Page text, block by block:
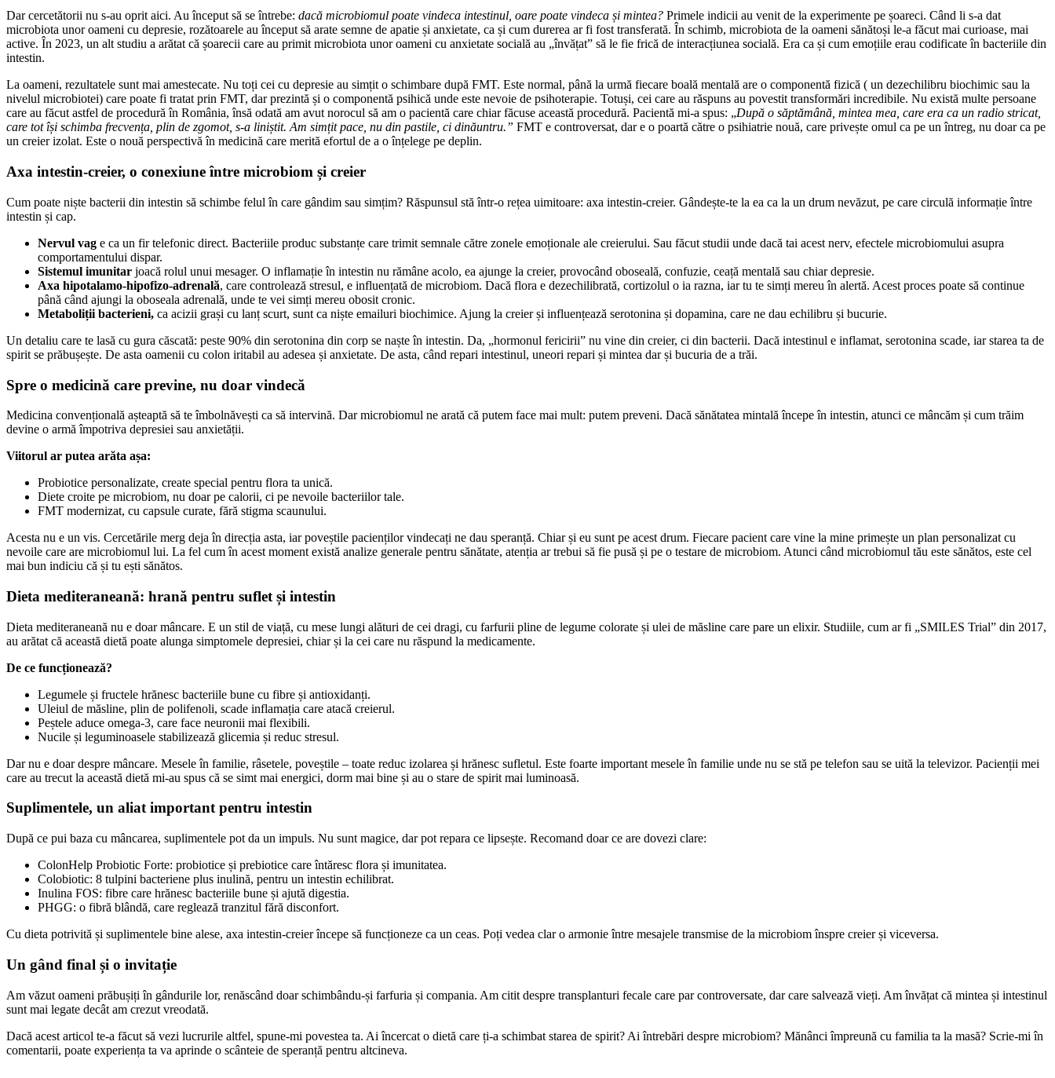
Dar cercetătorii nu s-au oprit aici. Au început să se întrebe: dacă microbiomul poate vindeca intestinul, oare poate vindeca și mintea? Primele indicii au venit de la experimente pe șoareci. Când li s-a dat
microbiota unor oameni cu depresie, rozătoarele au început să arate semne de apatie și anxietate, ca și cum durerea ar fi fost transferată. În schimb, microbiota de la oameni sănătoși le-a făcut mai curioase, mai
active. În 2023, un alt studiu a arătat că șoarecii care au primit microbiota unor oameni cu anxietate socială au „învățat” să le fie frică de interacțiunea socială. Era ca și cum emoțiile erau codificate în bacteriile din
intestin.
La oameni, rezultatele sunt mai amestecate. Nu toți cei cu depresie au simțit o schimbare după FMT. Este normal, până la urmă fiecare boală mentală are o componentă fizică ( un dezechilibru biochimic sau la
nivelul microbiotei) care poate fi tratat prin FMT, dar prezintă și o componentă psihică unde este nevoie de psihoterapie. Totuși, cei care au răspuns au povestit transformări incredibile. Nu există multe persoane
care au făcut astfel de procedură în România, însă odată am avut norocul să am o pacientă care chiar făcuse această procedură. Pacientă mi-a spus: „După o săptămână, mintea mea, care era ca un radio stricat,
care tot își schimba frecvența, plin de zgomot, s-a liniștit. Am simțit pace, nu din pastile, ci dinăuntru.” FMT e controversat, dar e o poartă către o psihiatrie nouă, care privește omul ca pe un întreg, nu doar ca pe
un creier izolat. Este o nouă perspectivă în medicină care merită efortul de a o înțelege pe deplin.
Axa intestin-creier, o conexiune între microbiom și creier
Cum poate niște bacterii din intestin să schimbe felul în care gândim sau simțim? Răspunsul stă într-o rețea uimitoare: axa intestin-creier. Gândește-te la ea ca la un drum nevăzut, pe care circulă informație între
intestin și cap.
Nervul vag e ca un fir telefonic direct. Bacteriile produc substanțe care trimit semnale către zonele emoționale ale creierului. Sau făcut studii unde dacă tai acest nerv, efectele microbiomului asupra
comportamentului dispar.
Sistemul imunitar joacă rolul unui mesager. O inflamație în intestin nu rămâne acolo, ea ajunge la creier, provocând oboseală, confuzie, ceață mentală sau chiar depresie.
Axa hipotalamo-hipofizo-adrenală, care controlează stresul, e influențată de microbiom. Dacă flora e dezechilibrată, cortizolul o ia razna, iar tu te simți mereu în alertă. Acest proces poate să continue
până când ajungi la oboseala adrenală, unde te vei simți mereu obosit cronic.
Metaboliții bacterieni, ca acizii grași cu lanț scurt, sunt ca niște emailuri biochimice. Ajung la creier și influențează serotonina și dopamina, care ne dau echilibru și bucurie.
Un detaliu care te lasă cu gura căscată: peste 90% din serotonina din corp se naște în intestin. Da, „hormonul fericirii” nu vine din creier, ci din bacterii. Dacă intestinul e inflamat, serotonina scade, iar starea ta de
spirit se prăbușește. De asta oamenii cu colon iritabil au adesea și anxietate. De asta, când repari intestinul, uneori repari și mintea dar și bucuria de a trăi.
Spre o medicină care previne, nu doar vindecă
Medicina convențională așteaptă să te îmbolnăvești ca să intervină. Dar microbiomul ne arată că putem face mai mult: putem preveni. Dacă sănătatea mintală începe în intestin, atunci ce mâncăm și cum trăim
devine o armă împotriva depresiei sau anxietății.
Viitorul ar putea arăta așa:
Probiotice personalizate, create special pentru flora ta unică.
Diete croite pe microbiom, nu doar pe calorii, ci pe nevoile bacteriilor tale.
FMT modernizat, cu capsule curate, fără stigma scaunului.
Acesta nu e un vis. Cercetările merg deja în direcția asta, iar poveștile pacienților vindecați ne dau speranță. Chiar și eu sunt pe acest drum. Fiecare pacient care vine la mine primește un plan personalizat cu
nevoile care are microbiomul lui. La fel cum în acest moment există analize generale pentru sănătate, atenția ar trebui să fie pusă și pe o testare de microbiom. Atunci când microbiomul tău este sănătos, este cel
mai bun indiciu că și tu ești sănătos.
Dieta mediteraneană: hrană pentru suflet și intestin
Dieta mediteraneană nu e doar mâncare. E un stil de viață, cu mese lungi alături de cei dragi, cu farfurii pline de legume colorate și ulei de măsline care pare un elixir. Studiile, cum ar fi „SMILES Trial” din 2017,
au arătat că această dietă poate alunga simptomele depresiei, chiar și la cei care nu răspund la medicamente.
De ce funcționează?
Legumele și fructele hrănesc bacteriile bune cu fibre și antioxidanți.
Uleiul de măsline, plin de polifenoli, scade inflamația care atacă creierul.
Peștele aduce omega-3, care face neuronii mai flexibili.
Nucile și leguminoasele stabilizează glicemia și reduc stresul.
Dar nu e doar despre mâncare. Mesele în familie, râsetele, poveștile – toate reduc izolarea și hrănesc sufletul. Este foarte important mesele în familie unde nu se stă pe telefon sau se uită la televizor. Pacienții mei
care au trecut la această dietă mi-au spus că se simt mai energici, dorm mai bine și au o stare de spirit mai luminoasă.
Suplimentele, un aliat important pentru intestin
După ce pui baza cu mâncarea, suplimentele pot da un impuls. Nu sunt magice, dar pot repara ce lipsește. Recomand doar ce are dovezi clare:
ColonHelp Probiotic Forte: probiotice și prebiotice care întăresc flora și imunitatea.
Colobiotic: 8 tulpini bacteriene plus inulină, pentru un intestin echilibrat.
Inulina FOS: fibre care hrănesc bacteriile bune și ajută digestia.
PHGG: o fibră blândă, care reglează tranzitul fără disconfort.
Cu dieta potrivită și suplimentele bine alese, axa intestin-creier începe să funcționeze ca un ceas. Poți vedea clar o armonie între mesajele transmise de la microbiom înspre creier și viceversa.
Un gând final și o invitație
Am văzut oameni prăbușiți în gândurile lor, renăscând doar schimbându-și farfuria și compania. Am citit despre transplanturi fecale care par controversate, dar care salvează vieți. Am învățat că mintea și intestinul
sunt mai legate decât am crezut vreodată.
Dacă acest articol te-a făcut să vezi lucrurile altfel, spune-mi povestea ta. Ai încercat o dietă care ți-a schimbat starea de spirit? Ai întrebări despre microbiom? Mănânci împreună cu familia ta la masă? Scrie-mi în
comentarii, poate experiența ta va aprinde o scânteie de speranță pentru altcineva.